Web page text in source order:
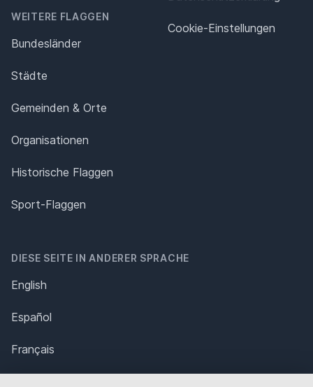
WEITERE FLAGGEN
Bundesländer
Städte
Gemeinden & Orte
Organisationen
Historische Flaggen
Sport-Flaggen
Cookie-Einstellungen
DIESE SEITE IN ANDERER SPRACHE
English
Español
Français